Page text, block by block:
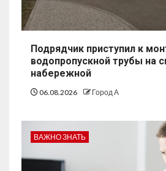
Подрядчик приступил к
водопропускной трубы на
набережной
06.08.2026 Город А
ВАЖНО ЗНАТЬ